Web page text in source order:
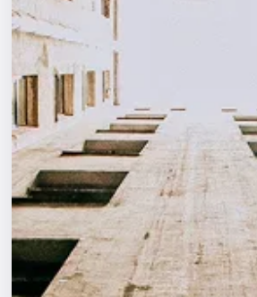
События
Города
Площадки
Артисты
Рейтинги